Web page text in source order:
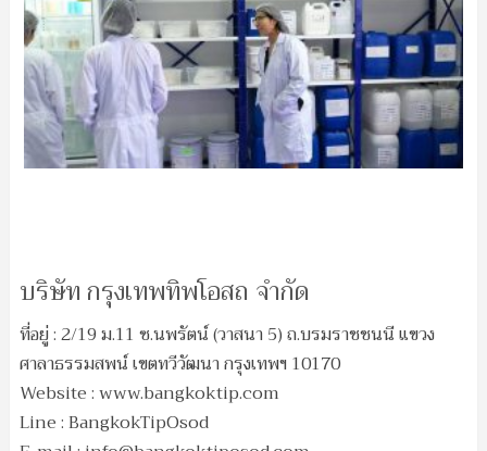
บริษัท กรุงเทพทิพโอสถ จำกัด
ที่อยู่ : 2/19 ม.11 ซ.นพรัตน์ (วาสนา 5) ถ.บรมราชชนนี แขวง
ศาลาธรรมสพน์ เขตทวีวัฒนา กรุงเทพฯ 10170
Website : www.bangkoktip.com
Line : BangkokTipOsod